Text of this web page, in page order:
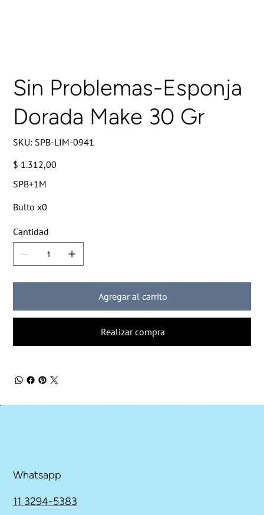
Sin Problemas-Esponja
Dorada Make 30 Gr
SKU: SKU
SPB-
SPB-LIM-0941
Precio
$ 1.312,00
SPB+1M
Bulto x0
Cantidad
Agregar al carrito
Realizar compra
Whatsapp
11 3294-5383